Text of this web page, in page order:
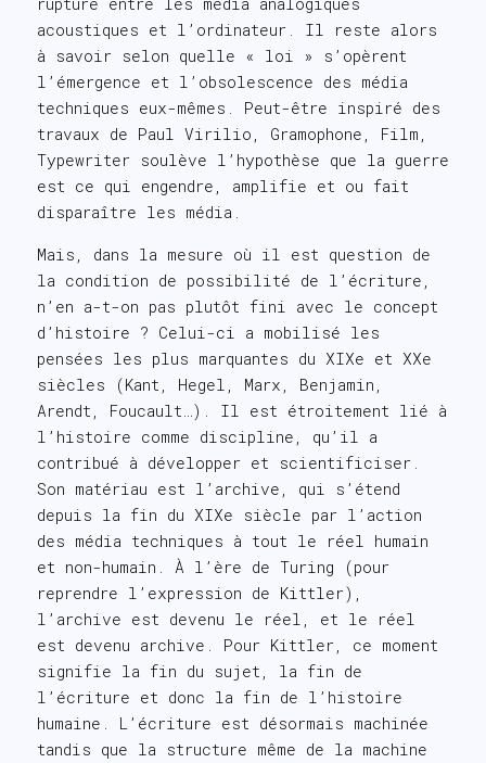
acoustiques et l’ordinateur. Il reste alors
à savoir selon quelle « loi » s’opèrent
l’émergence et l’obsolescence des média
techniques eux-mêmes. Peut-être inspiré des
travaux de Paul Virilio, Gramophone, Film,
Typewriter soulève l’hypothèse que la guerre
est ce qui engendre, amplifie et ou fait
disparaître les média.
Mais, dans la mesure où il est question de
la condition de possibilité de l’écriture,
n’en a-t-on pas plutôt fini avec le concept
d’histoire ? Celui-ci a mobilisé les
pensées les plus marquantes du XIXe et XXe
siècles (Kant, Hegel, Marx, Benjamin,
Arendt, Foucault…). Il est étroitement lié à
l’histoire comme discipline, qu’il a
contribué à développer et scientificiser.
Son matériau est l’archive, qui s’étend
depuis la fin du XIXe siècle par l’action
des média techniques à tout le réel humain
et non-humain. À l’ère de Turing (pour
reprendre l’expression de Kittler),
l’archive est devenu le réel, et le réel
est devenu archive. Pour Kittler, ce moment
signifie la fin du sujet, la fin de
l’écriture et donc la fin de l’histoire
humaine. L’écriture est désormais machinée
tandis que la structure même de la machine